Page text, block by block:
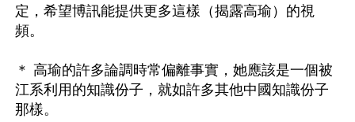
定，希望博訊能提供更多這樣（揭露高瑜）的視
頻。
＊ 高瑜的許多論調時常偏離事實，她應該是一個被
江系利用的知識份子，就如許多其他中國知識份子
那樣。